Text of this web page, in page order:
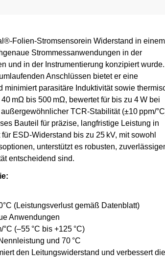
Folien-Stromsensorein Widerstand in einem
Strommessanwendungen in der
und in der Instrumentierung konzipiert
Anschlüssen bietet er eine
parasitäre Induktivität sowie
mΩ bis 500 mΩ, bewertet für bis zu 4 W bei
TCR-Stabilität (±10 ppm/
Bauteil für präzise, langfristige Leistung in
ESD-Widerstand bis zu 25 kV, mit sowohl
unterstützt es robusten,
entscheidend sind.
(Leistungsverlust gemäß Datenblatt)
Anwendungen
(–55 °C bis +125 °C)
und 70 °C
den Leitungswiderstand und verbessert die